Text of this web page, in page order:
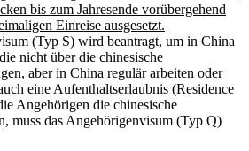
bis zum Jahresende vorübergehend
Einreise ausgesetzt.
(Typ S) wird beantragt, um in China
nicht über die chinesische
aber in China regulär arbeiten oder
eine Aufenthaltserlaubnis (Residence
Angehörigen die chinesische
muss das Angehörigenvisum (Typ Q)